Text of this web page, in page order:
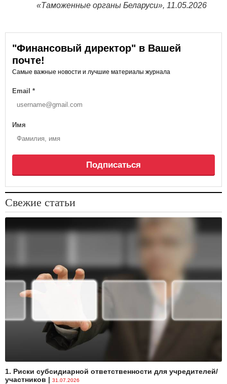
«Таможенные органы Беларуси», 11.05.2026
"Финансовый директор" в Вашей
почте!
Самые важные новости и лучшие материалы журнала
Email *
Имя
Подписаться
Свежие статьи
1. Риски субсидиарной ответственности для учредителей/
участников | 31.07.2026